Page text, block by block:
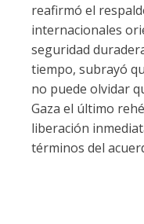
reafirmó el
internacionales
seguridad
tiempo, subrayó
no puede olvidar
Gaza el último
liberación
términos del